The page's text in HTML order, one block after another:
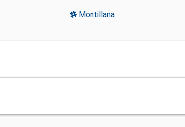
Montillana